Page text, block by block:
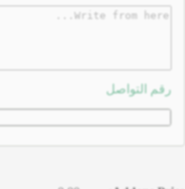
رقم التواصل